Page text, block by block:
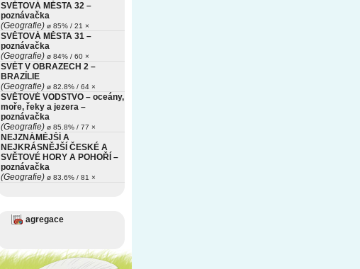
SVĚTOVÁ MĚSTA 32 –
poznávačka
(Geografie) ø 85% / 21 ×
SVĚTOVÁ MĚSTA 31 –
poznávačka
(Geografie) ø 84% / 60 ×
SVĚT V OBRAZECH 2 –
BRAZÍLIE
(Geografie) ø 82.8% / 64 ×
SVĚTOVÉ VODSTVO – oceány,
moře, řeky a jezera –
poznávačka
(Geografie) ø 85.8% / 77 ×
NEJZNÁMĚJŠÍ A
NEJKRÁSNĚJŠÍ ČESKÉ A
SVĚTOVÉ HORY A POHOŘÍ –
poznávačka
(Geografie) ø 83.6% / 81 ×
agregace